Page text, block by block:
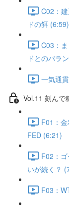
C02：
ドの餌 (6:59)
C03：
ドとのバラ
一気通
Vol.11 刻んで
F01：
FED (6:21)
F02：
いが続く？
F03：